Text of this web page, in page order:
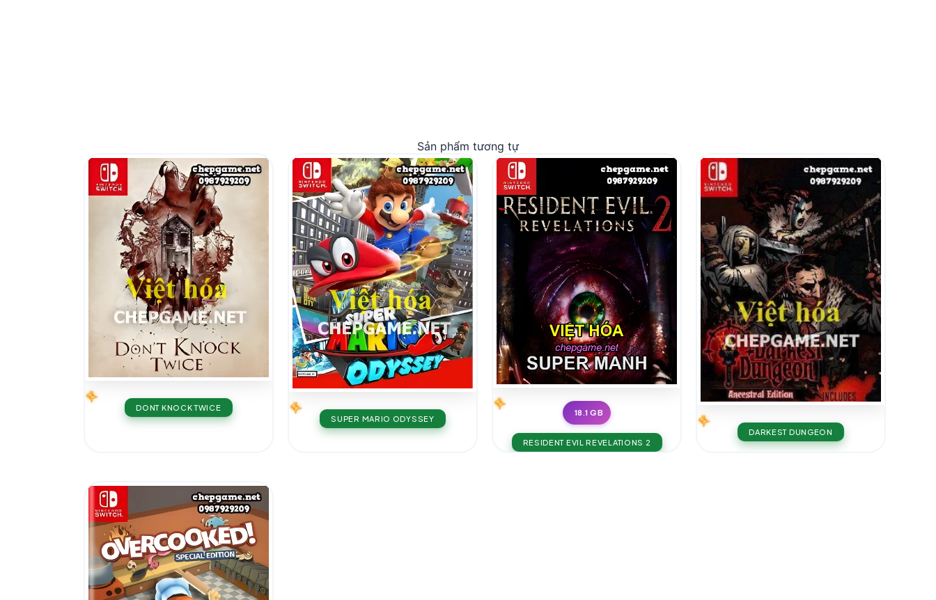
Sản phẩm tương tự
DONT KNOCK TWICE
SUPER MARIO ODYSSEY
18.1 GB
RESIDENT EVIL REVELATIONS 2
DARKEST DUNGEON